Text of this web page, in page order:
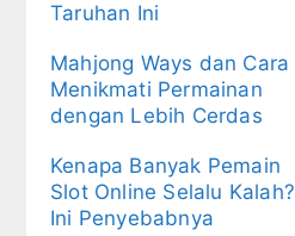
Taruhan Ini
Mahjong Ways dan Cara
Menikmati Permainan
dengan Lebih Cerdas
Kenapa Banyak Pemain
Slot Online Selalu Kalah?
Ini Penyebabnya